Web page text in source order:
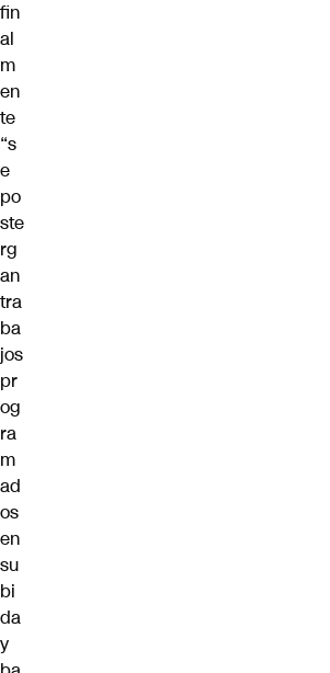
fin
al
m
en
te
“s
e
po
ste
rg
an
tra
ba
jos
pr
og
ra
m
ad
os
en
su
bi
da
y